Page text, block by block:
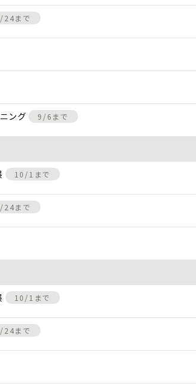
24まで
ング 9/6まで
10/1まで
24まで
10/1まで
24まで